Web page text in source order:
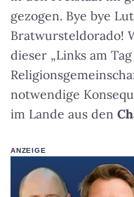
gezogen. Bye bye
Bratwursteldorado!
dieser „Links am
notwendige
im Lande aus den
ANZEIGE